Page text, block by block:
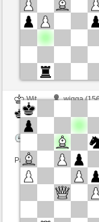
Partij telt mee voor de
Wit
wigga
Zwart
arsenegal
Speelduur: 2
Partij telt mee voor de